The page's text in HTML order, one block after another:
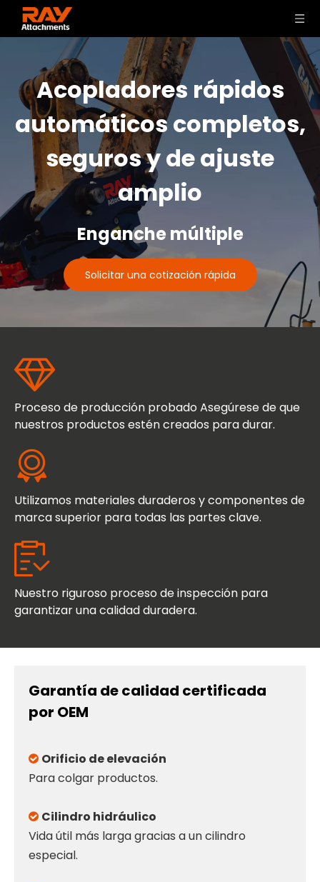
Acopladores rápidos
automáticos completos,
seguros y de ajuste
amplio
Enganche múltiple
Solicitar una cotización rápida
Proceso de producción probado Asegúrese de que
nuestros productos estén creados para durar.
Utilizamos materiales duraderos y componentes de
marca superior para todas las partes clave.
Nuestro riguroso proceso de inspección para
garantizar una calidad duradera.
Garantía de calidad certificada
por OEM
 Orificio de elevación
Para colgar productos.
 Cilindro hidráulico
Vida útil más larga gracias a un cilindro
especial.